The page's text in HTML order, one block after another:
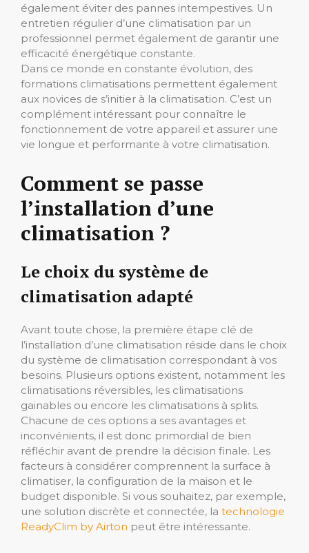
également éviter des pannes intempestives. Un
entretien régulier d’une climatisation par un
professionnel permet également de garantir une
efficacité énergétique constante.
Dans ce monde en constante évolution, des
formations climatisations permettent également
aux novices de s’initier à la climatisation. C’est un
complément intéressant pour connaître le
fonctionnement de votre appareil et assurer une
vie longue et performante à votre climatisation.
Comment se passe
l’installation d’une
climatisation ?
Le choix du système de
climatisation adapté
Avant toute chose, la première étape clé de
l’installation d’une climatisation réside dans le choix
du système de climatisation correspondant à vos
besoins. Plusieurs options existent, notamment les
climatisations réversibles, les climatisations
gainables ou encore les climatisations à splits.
Chacune de ces options a ses avantages et
inconvénients, il est donc primordial de bien
réfléchir avant de prendre la décision finale. Les
facteurs à considérer comprennent la surface à
climatiser, la configuration de la maison et le
budget disponible. Si vous souhaitez, par exemple,
une solution discrète et connectée, la technologie
ReadyClim by Airton peut être intéressante.